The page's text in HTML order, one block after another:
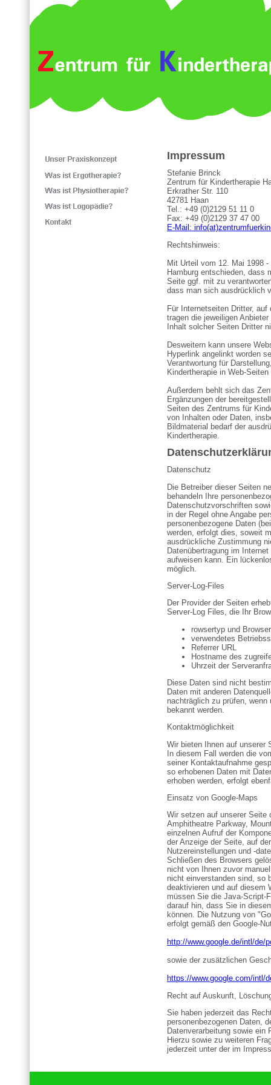
Impressum
Stefanie Brinck
Zentrum für Kindertherapie
Erkrather Str. 110
42781 Haan
Tel.: +49 (0)2129 51 11 0
Fax: +49 (0)2129 37 47 00
E-Mail:
Rechtshinweis:
Mit Urteil vom 12. Mai 1998
Hamburg entschieden, dass
Seite ggf. mit zu
dass man sich ausdrücklich
Für Internetseiten Dritter,
tragen die jeweiligen
Inhalt solcher Seiten Dritter
Desweitern kann unsere
Hyperlink angelinkt worden
Verantwortung für
Kindertherapie in Web-Seiten
Außerdem behlt sich das
Ergänzungen der
Seiten des Zentrums für
von Inhalten oder Daten,
Bildmaterial bedarf der
Kindertherapie.
Datenschutz
Die Betreiber dieser Seiten
behandeln Ihre
Datenschutzvorschriften
in der Regel ohne Angabe
personenbezogene Daten
werden, erfolgt dies, soweit
ausdrückliche Zustimmung
Datenübertragung im
aufweisen kann. Ein
möglich.
Server-Log-Files
Der Provider der Seiten
Server-Log Files, die Ihr
rowsertyp und
verwendetes
Referrer URL
Hostname des
Uhrzeit der
Diese Daten sind nicht
Daten mit anderen
nachträglich zu prüfen,
bekannt werden.
Kontaktmöglichkeit
Wir bieten Ihnen auf unserer
In diesem Fall werden die
seiner Kontaktaufnahme
so erhobenen Daten mit
erhoben werden, erfolgt
Einsatz von Google-Maps
Wir setzen auf unserer Seite
Amphitheatre Parkway,
einzelnen Aufruf der
der Anzeige der Seite, auf
Nutzereinstellungen und -
Schließen des Browsers
nicht von Ihnen zuvor
nicht einverstanden sind, so
deaktivieren und auf diesem
müssen Sie die Java-Script-
darauf hin, dass Sie in
können. Die Nutzung von
erfolgt gemäß den Google-
http://www.google.de/intl/de/
sowie der zusätzlichen
https://www.google.com/intl/
Recht auf Auskunft,
Sie haben jederzeit das
personenbezogenen Daten,
Datenverarbeitung sowie ein
Hierzu sowie zu weiteren
jederzeit unter der im